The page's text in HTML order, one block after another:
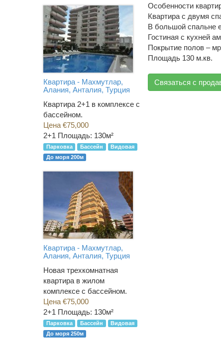
Особенности
Квартира с двумя
В большой спальне
Гостиная с кухней
Покрытие полов –
Площадь 130 м.кв.
Связаться с
Квартира - Махмутлар,
Алания, Анталия, Турция
Квартира 2+1 в комплексе с
бассейном.
Цена €75,000
2+1 Площадь: 130м²
Парковка Бассейн
Видовая
До моря 200м
Квартира - Махмутлар,
Алания, Анталия, Турция
Новая трехкомнатная
квартира в жилом
комплексе с бассейном.
Цена €75,000
2+1 Площадь: 130м²
Парковка Бассейн
Видовая
До моря 250м